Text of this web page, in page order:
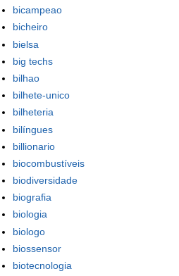
bicampeao
bicheiro
bielsa
big techs
bilhao
bilhete-unico
bilheteria
bilíngues
billionario
biocombustíveis
biodiversidade
biografia
biologia
biologo
biossensor
biotecnologia